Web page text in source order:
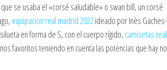
se usaba el «corsé saludable» o swan bill, un corsé
equipacion real madrid 2022ideado por Inès Gaches-
en forma de S, con el cuerpo rígido, camisetas real
favoritos teniendo en cuenta las potencias que hay no